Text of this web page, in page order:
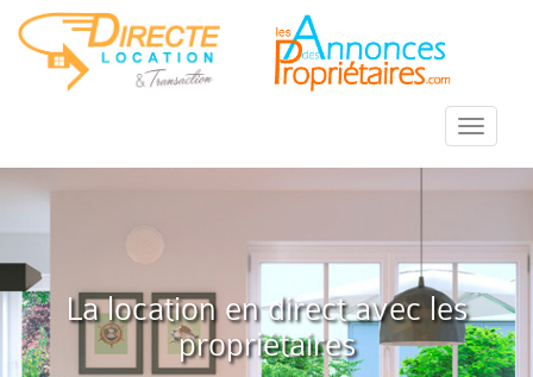
::Menu::
La location en direct avec les
propriétaires